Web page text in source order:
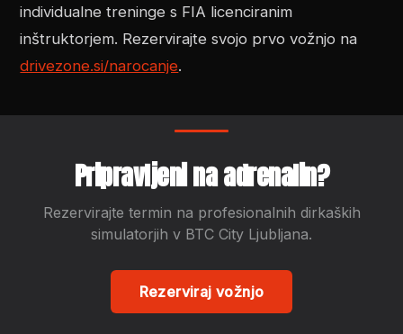
individualne treninge s FIA licenciranim
inštruktorjem. Rezervirajte svojo prvo vožnjo na
drivezone.si/narocanje.
Pripravljeni na adrenalin?
Rezervirajte termin na profesionalnih dirkaških
simulatorjih v BTC City Ljubljana.
Rezerviraj vožnjo